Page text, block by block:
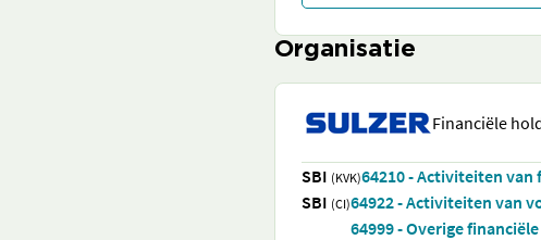
Organisatie
Financiële
SBI (KVK)64210 - Activiteiten
SBI (CI)64922 - Activiteiten van
64999 - Overige